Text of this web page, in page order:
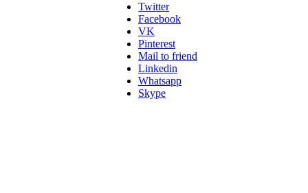
Twitter
Facebook
VK
Pinterest
Mail to friend
Linkedin
Whatsapp
Skype